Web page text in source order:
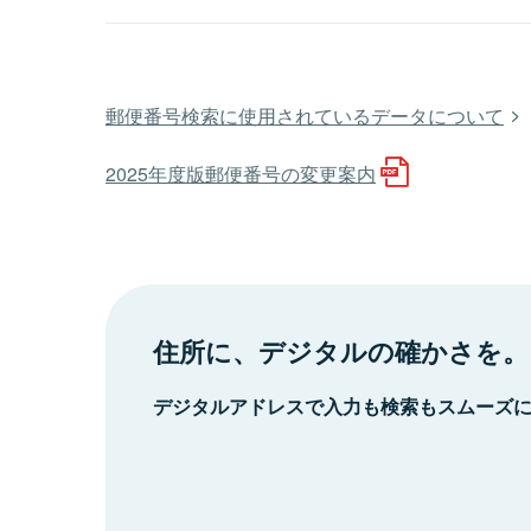
郵便番号検索に使用されているデータについて
2025年度版郵便番号の変更案内
住所に、デジタルの確かさを。
デジタルアドレスで入力も検索もスムーズ